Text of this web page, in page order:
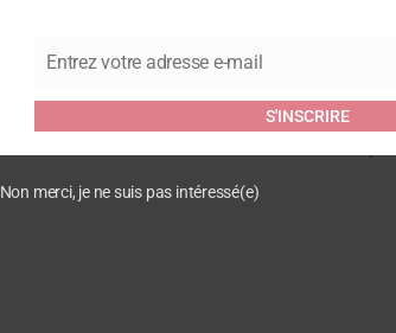
Soyez le premier à laisser
Antique Cognac”
Email
Entrez votre adresse e-mail
S'INSCRIRE
Non merci, je ne suis pas intéressé(e)